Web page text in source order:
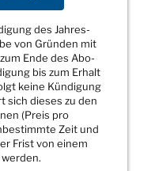
des Jahres-
von Gründen mit
Ende des Abo-
bis zum Erhalt
keine Kündigung
sich dieses zu den
(Preis pro
Zeit und
Frist von einem